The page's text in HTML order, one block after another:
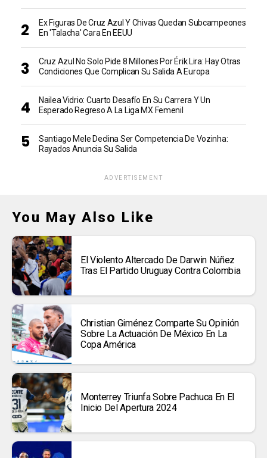
Ex Figuras De Cruz Azul Y Chivas Quedan Subcampeones
En 'talacha' Cara En EEUU
Cruz Azul No Solo Pide 8 Millones Por Érik Lira: Hay Otras
Condiciones Que Complican Su Salida A Europa
Nailea Vidrio: Cuarto Desafío En Su Carrera Y Un
Esperado Regreso A La Liga MX Femenil
Santiago Mele Declina Ser Competencia De Vozinha:
Rayados Anuncia Su Salida
ADVERTISEMENT
You May Also Like
El Violento Altercado De Darwin Núñez
Tras El Partido Uruguay Contra Colombia
Christian Giménez Comparte Su Opinión
Sobre La Actuación De México En La
Copa América
Monterrey Triunfa Sobre Pachuca En El
Inicio Del Apertura 2024